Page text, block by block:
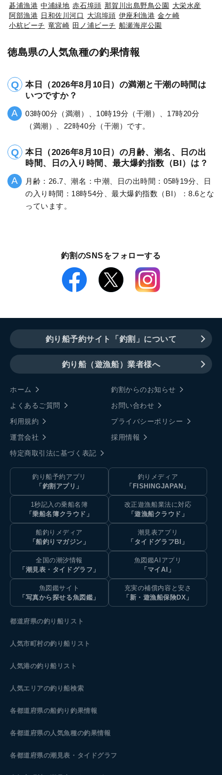
碁浦漁港 中浦緑地 赤石埠頭 那賀川出島野鳥公園 大栄水産
阿部漁港 日和佐川河口 大潟埠頭 伊座利漁港 金ケ崎
小杭ビーチ 竜宮崎 田ノ浦ビーチ 船瀬海岸公園
徳島県の人気魚種の釣果情報
本日（2026年8月10日）の満潮と干潮の時間は
いつですか？
03時00分（満潮）、10時19分（干潮）、17時20分
（満潮）、22時40分（干潮）です。
本日（2026年8月10日）の月齢、潮名、日の出
時間、日の入り時間、最大爆釣指数（BI）は？
月齢：26.7、潮名：中潮、日の出時間：05時19分、日
の入り時間：18時54分、最大爆釣指数（BI）：8.6とな
っています。
釣割のSNSをフォローする
釣り船予約サイト「釣割」について
釣り船（遊漁船）業者様へ
ホーム
釣割からのお知らせ
よくあるご質問
お問い合わせ
利用規約
プライバシーポリシー
運営会社
採用情報
特定商取引法に基づく表記
釣り船予約アプリ
「釣割アプリ」
釣りメディア
「FISHINGJAPAN」
1秒記入の乗船名簿
「乗船名簿クラウド」
改正遊漁船業法に対応
「遊漁船クラウド」
船釣りメディア
「船釣りマガジン」
潮見表アプリ
「タイドグラフBI」
全国の潮汐情報
「潮見表・タイドグラフ」
魚図鑑AIアプリ
「マイAI」
魚図鑑サイト
「写真から探せる魚図鑑」
充実の補償内容と安さ
「新・遊漁船保険DX」
都道府県の釣り船リスト
人気市町村の釣り船リスト
人気港の釣り船リスト
人気エリアの釣り船検索
各都道府県の船釣り釣果情報
各都道府県の人気魚種の釣果情報
各都道府県の潮見表 ・タイドグラフ